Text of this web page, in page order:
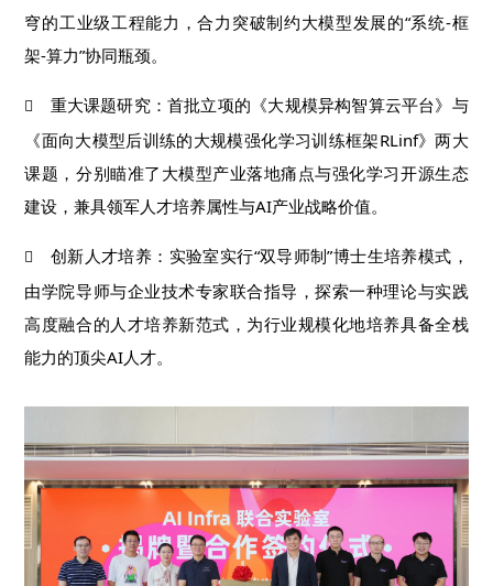
穹的工业级工程能力，合力突破制约大模型发展的“系统-框
架-算力”协同瓶颈。

重大课题研究：首批立项的《大规模异构智算云平台》与
《面向大模型后训练的大规模强化学习训练框架RLinf》两大
课题，分别瞄准了大模型产业落地痛点与强化学习开源生态
建设，兼具领军人才培养属性与AI产业战略价值。

创新人才培养：实验室实行“双导师制”博士生培养模式，
由学院导师与企业技术专家联合指导，探索一种理论与实践
高度融合的人才培养新范式，为行业规模化地培养具备全栈
能力的顶尖AI人才。